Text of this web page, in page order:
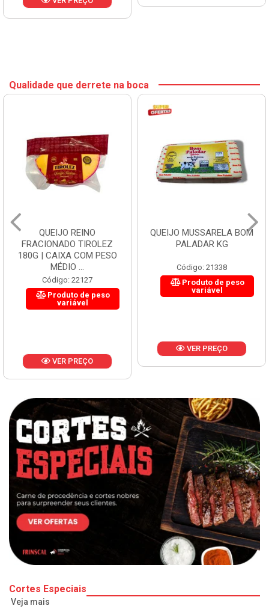
Qualidade que derrete na boca
QUEIJO REINO
FRACIONADO TIROLEZ
180G | CAIXA COM PESO
MÉDIO ...
Código: 22127
Produto de peso
variável
VER PREÇO
QUEIJO MUSSARELA BOM
PALADAR KG
Código: 21338
Produto de peso
variável
VER PREÇO
Cortes Especiais
Veja mais